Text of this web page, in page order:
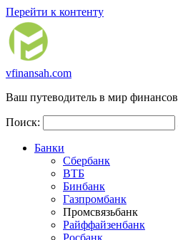
Перейти к контенту
vfinansah.com
Ваш путеводитель в мир финансов
Поиск:
Банки
Сбербанк
ВТБ
Бинбанк
Газпромбанк
Промсвязьбанк
Райффайзенбанк
Росбанк